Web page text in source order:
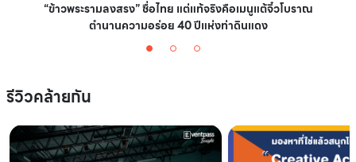
“ข้าวพระรามลงสรง” ชื่อไทย แต่แท้จริงคือเมนูแต้จิ๋วโบราณ
ตำนานความอร่อย 40 ปีแห่งท่าดินแดง
รีวิวคล้ายกัน